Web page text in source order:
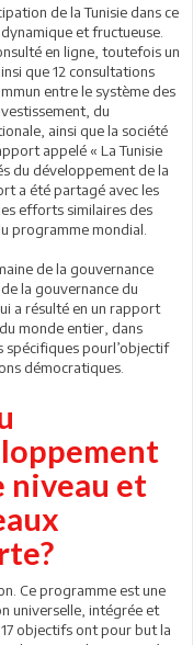
de la Tunisie dans ce
et fructueuse.
en ligne, toutefois un
que 12 consultations
entre le système des
du
ainsi que la société
appelé « La Tunisie
du développement de la
a été partagé avec les
efforts similaires des
programme mondial.
de la gouvernance
la gouvernance du
a résulté en un rapport
monde entier, dans
spécifiques pourl’objectif
démocratiques.
niveau et
Ce programme est une
universelle, intégrée et
objectifs ont pour but la